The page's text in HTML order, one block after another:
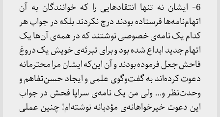
6- ایشان نه تنها انتقادهایی را که خوانندگان به آن
اتهام‌نامه‌ها فرستاده بودند درج نکردند بلکه در جواب هر
کدام یک نامه‌ی خصوصی نوشتند که در همه‌ی آن‌ها یک
اتهام جدید ابداع شده بود و برای تبرئه‌ی خویش یک دروغ
فاحش جعل فرموده بودند و آن این‌که ایشان مرا محترمانه
دعوت کرده‌اند به گفت‌وگوی علمی و ایجاد حسن‌تفاهم و
وحدت‌نظر و… ولی من یک نامه‌ی سراپا فحش در جواب
این دعوت خیرخواهانه‌ی مؤدبانه نوشته‌ام! چنین عملی